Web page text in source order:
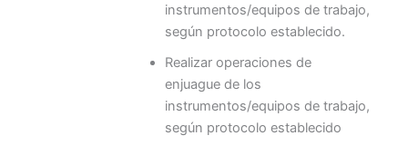
instrumentos/equipos de trabajo,
según protocolo establecido.
Realizar operaciones de
enjuague de los
instrumentos/equipos de trabajo,
según protocolo establecido